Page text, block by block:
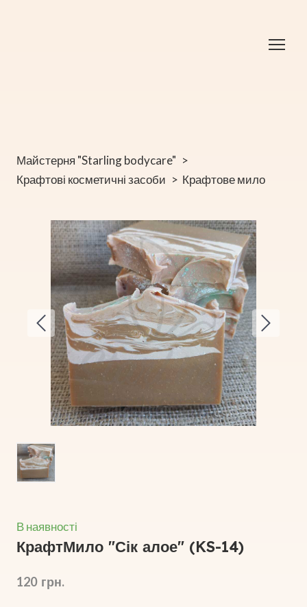
Майстерня "Starling bodycare"
Крафтові косметичні засоби
Крафтове мило
В наявності
КрафтМило "Сік алое" (KS-14)
120  грн.